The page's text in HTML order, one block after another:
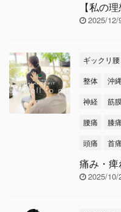
【私の理
2025/12/
ギックリ腰
整体
沖縄
神経
筋
腰痛
膝痛
頭痛
首痛
痛み・
2025/10/